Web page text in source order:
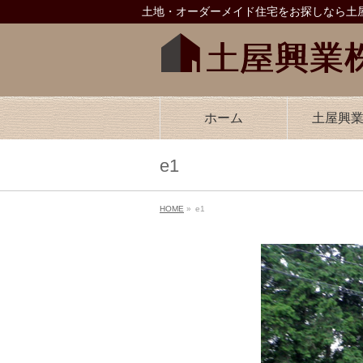
土地・オーダーメイド住宅をお探しなら
ホーム 土屋興
e1
HOME » e1